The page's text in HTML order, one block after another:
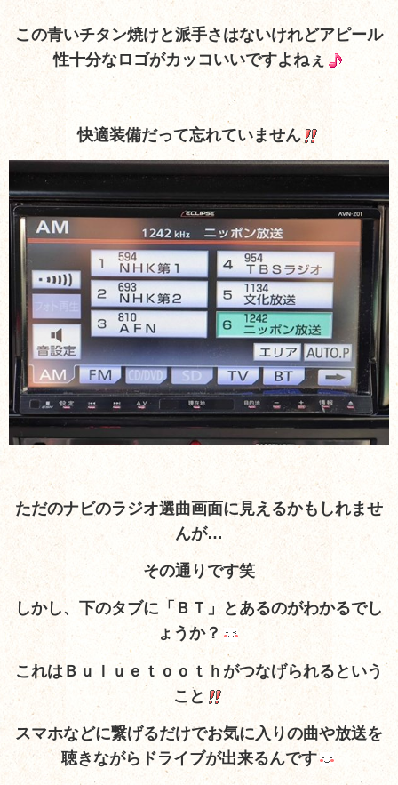
この青いチタン焼けと派手さはないけれどアピール
性十分なロゴがカッコいいですよねぇ
快適装備だって忘れていません
ただのナビのラジオ選曲画面に見えるかもしれませ
んが…
その通りです笑
しかし、下のタブに「ＢＴ」とあるのがわかるでし
ょうか？
これはＢｕｌｕｅｔｏｏｔｈがつなげられるという
こと
スマホなどに繋げるだけでお気に入りの曲や放送を
聴きながらドライブが出来るんです